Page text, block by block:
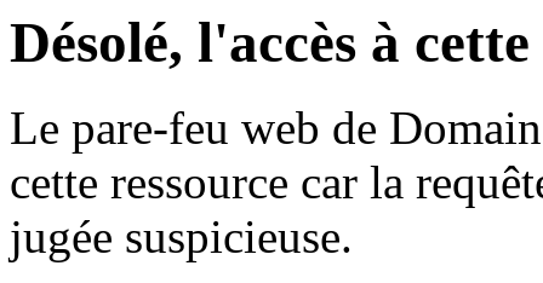
Désolé, l'accès à
Le pare-feu web de
cette ressource car la
jugée suspicieuse.